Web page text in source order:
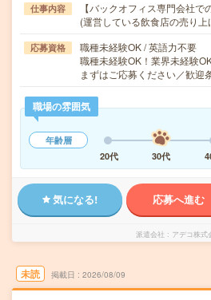
仕事内容
【バックオフィス専門会社
(運営している飲食店の売り
応募資格
職種未経験OK / 英語力不要
職種未経験OK！業界未経験
まずはご応募ください／歓
職場の雰囲気
年齢層
20代
30代
気になる! 応募へ進む
派遣会社 アデコ株式
未読 掲載日 2026/08/09